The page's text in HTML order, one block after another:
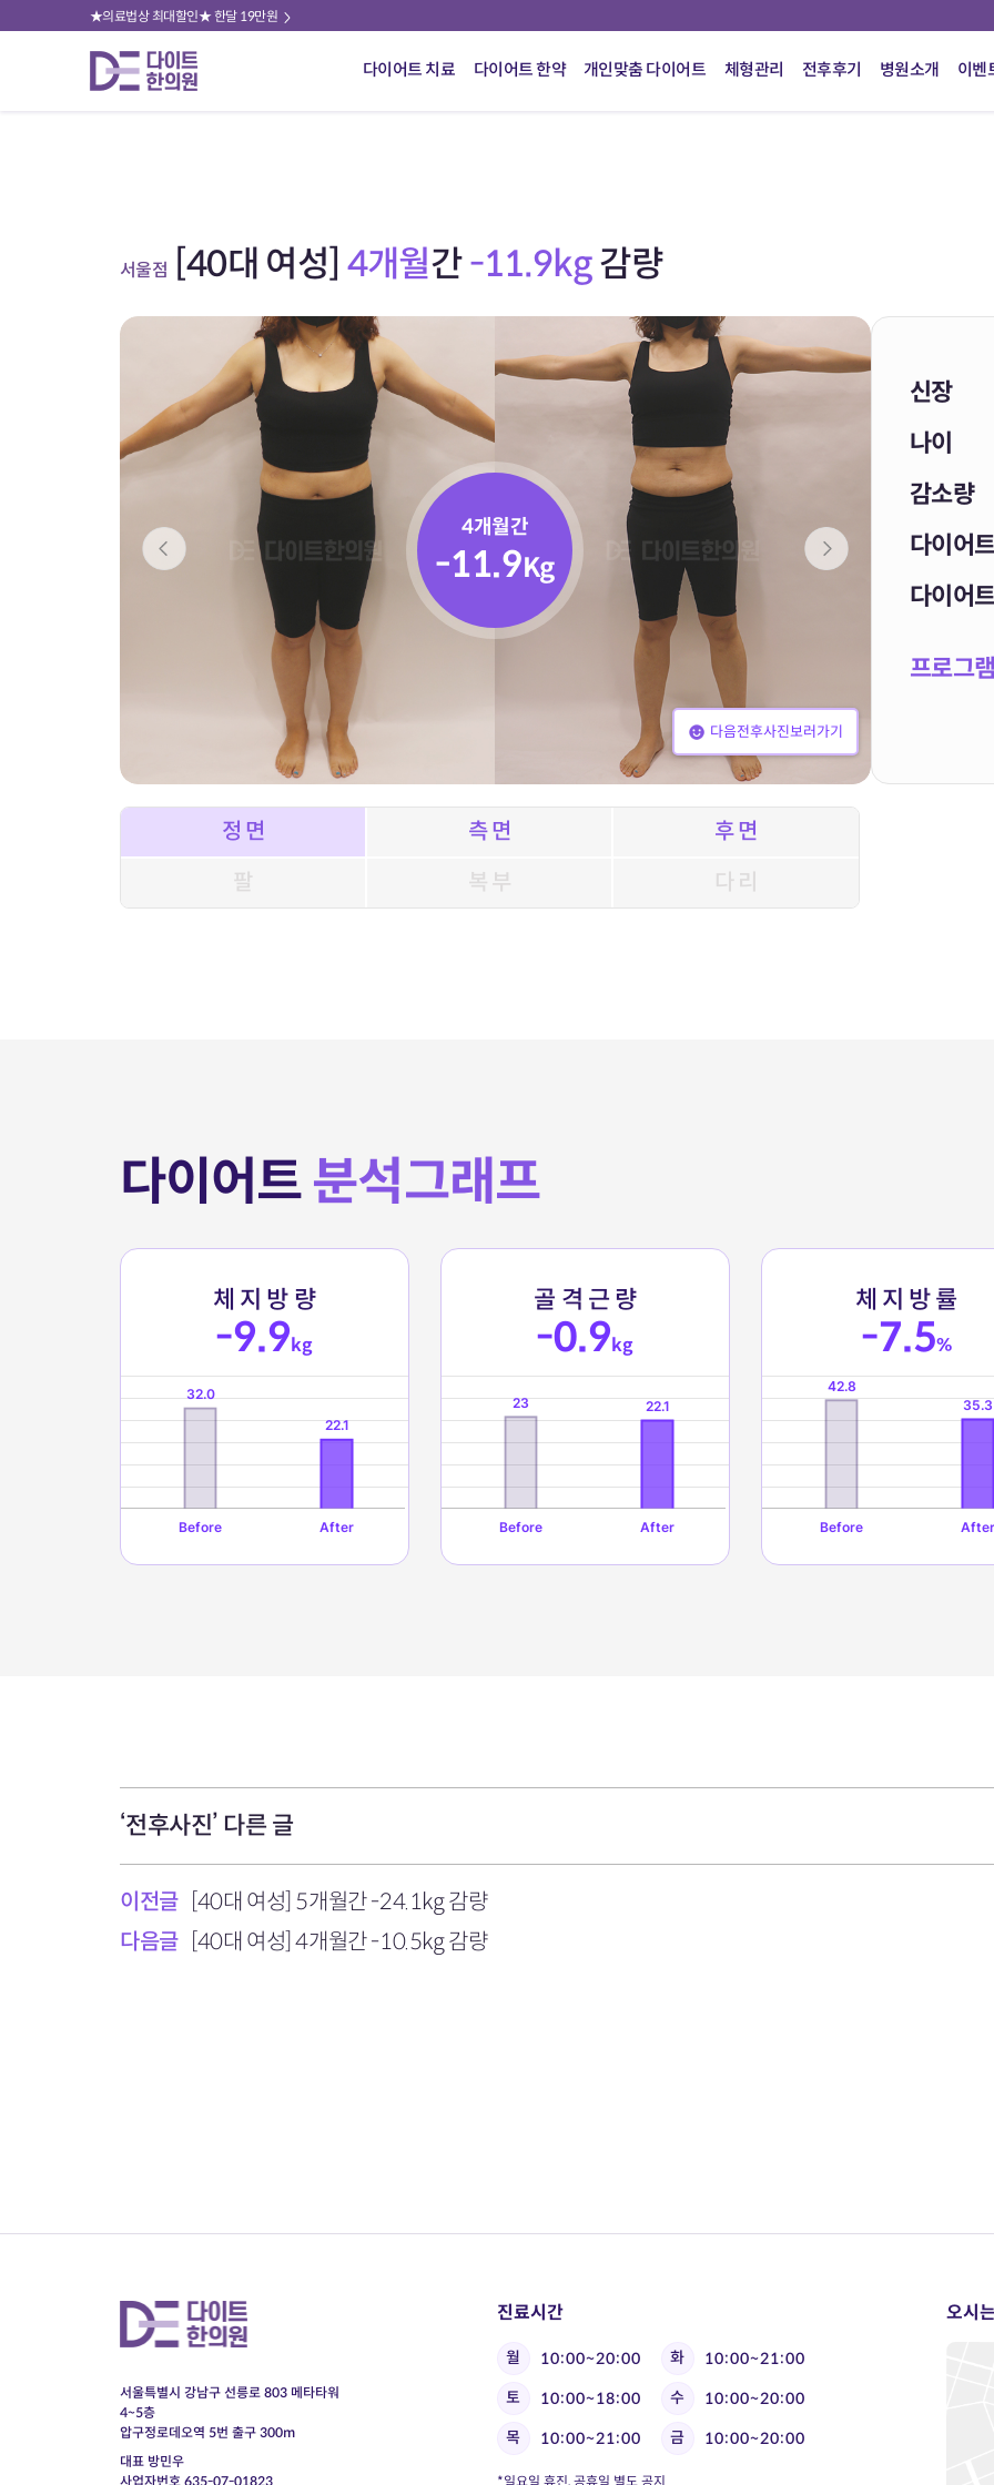
★의료법상 최대할인★ 한달 19만원
다이어트 치료 다이어트 한약 개인맞춤 다이어트 체형관리 전후후기 병원소개 이벤
서울점 [40대 여성] 4개월간-11.9kg감량
4개월간
-11.9Kg
신장
나이
감소량
다이어
다이어
프로그
다음전후사진보러가기
정 면 측 면
후 면
팔
복 부 다 리
다이어트분석그래프
체 지 방 량
-9.9kg
골 격 근 량
-0.9kg
체 지 방 률
-7.5%
‘전후사진’ 다른 글
이전글
[40대 여성] 5개월간 -24.1kg 감량
다음글
[40대 여성] 4개월간 -10.5kg 감량
서울특별시 강남구 선릉로 803 메타타워
4~5층
압구정로데오역 5번 출구 300m
대표 방민우
사업자번호 635-07-01823
진료시간
월 10:00~20:00 화
10:00~21:00
토
10:00~18:00 수
10:00~20:00
목
10:00~21:00 금 10:00~20:00
*일요일 휴진, 공휴일 별도 공지
오시